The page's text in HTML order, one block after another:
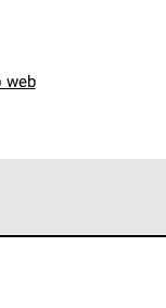
confiabilidad y
web
de